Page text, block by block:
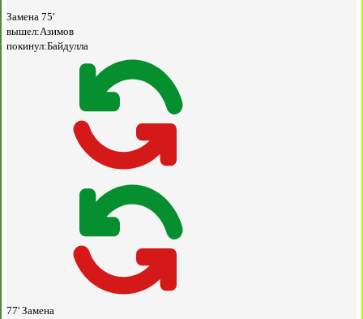
Замена 75'
вышел:Азимов
покинул:Байдулла
77' Замена